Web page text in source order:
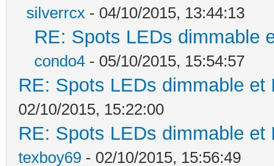
silverrcx - 04/10/2015, 13:44:13
RE: Spots LEDs dimmable
condo4 - 05/10/2015, 15:54:57
RE: Spots LEDs dimmable
02/10/2015, 15:22:00
RE: Spots LEDs dimmable
texboy69 - 02/10/2015, 15:56:49